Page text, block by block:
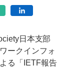
日本支部
ークインフォ
る「IETF報告